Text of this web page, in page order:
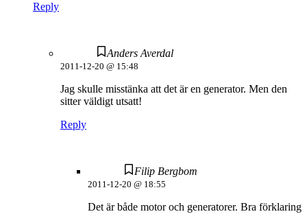
Reply
Anders Averdal
2011-12-20 @ 15:48
Jag skulle misstänka att det är en generator. Men den
sitter väldigt utsatt!
Reply
Filip Bergbom
2011-12-20 @ 18:55
Det är både motor och generatorer. Bra förklaring